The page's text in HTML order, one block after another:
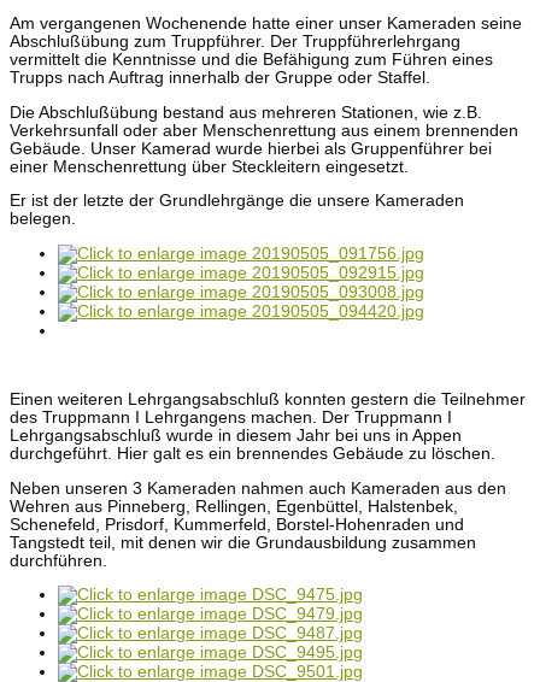
Am vergangenen Wochenende hatte einer unser Kameraden seine
Abschlußübung zum Truppführer. Der Truppführerlehrgang
vermittelt die Kenntnisse und die Befähigung zum Führen eines
Trupps nach Auftrag innerhalb der Gruppe oder Staffel.
Die Abschlußübung bestand aus mehreren Stationen, wie z.B.
Verkehrsunfall oder aber Menschenrettung aus einem brennenden
Gebäude. Unser Kamerad wurde hierbei als Gruppenführer bei
einer Menschenrettung über Steckleitern eingesetzt.
Er ist der letzte der Grundlehrgänge die unsere Kameraden
belegen.
Einen weiteren Lehrgangsabschluß konnten gestern die Teilnehmer
des Truppmann I Lehrgangens machen. Der Truppmann I
Lehrgangsabschluß wurde in diesem Jahr bei uns in Appen
durchgeführt. Hier galt es ein brennendes Gebäude zu löschen.
Neben unseren 3 Kameraden nahmen auch Kameraden aus den
Wehren aus Pinneberg, Rellingen, Egenbüttel, Halstenbek,
Schenefeld, Prisdorf, Kummerfeld, Borstel-Hohenraden und
Tangstedt teil, mit denen wir die Grundausbildung zusammen
durchführen.